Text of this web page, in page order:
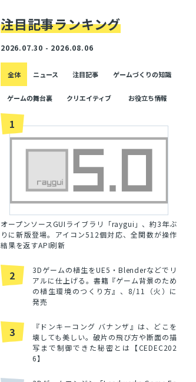
注目記事ランキング
2026.07.30 - 2026.08.06
全体 ニュース 注目記事 ゲームづくりの知識
ゲームの舞台裏 クリエイティブ お役立ち情報
1
オープンソースGUIライブラリ「raygui」、約3年ぶ
りに新版登場。アイコン512個対応、全関数が操作
結果を返すAPI刷新
2
3Dゲームの植生をUE5・Blenderなどでリ
アルに仕上げる。書籍『ゲーム背景のため
の植生環境のつくり方』、8/11（火）に
発売
3
『ドンキーコング バナンザ』は、どこを
壊しても美しい。破片の飛び方や断面の描
写まで制御できた秘密とは【CEDEC202
6】